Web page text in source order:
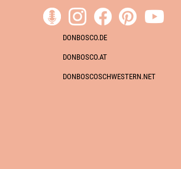
DONBOSCO.DE
DONBOSCO.AT
DONBOSCOSCHWESTERN.NET